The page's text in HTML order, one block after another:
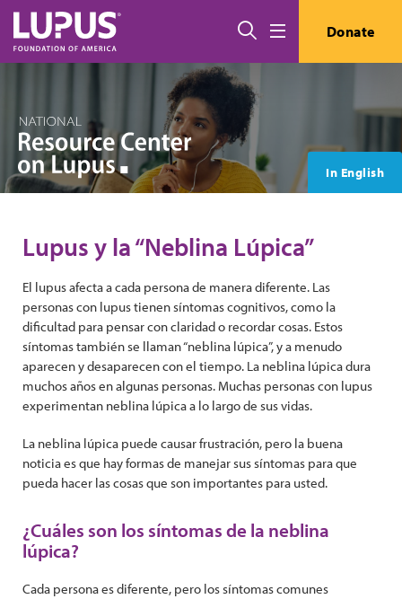
Pasar al contenido principal
Buscar Donate
In English
Lupus y la “Neblina Lúpica”
El lupus afecta a cada persona de manera diferente. Las
personas con lupus tienen síntomas cognitivos, como la
dificultad para pensar con claridad o recordar cosas. Estos
síntomas también se llaman “neblina lúpica”, y a menudo
aparecen y desaparecen con el tiempo. La neblina lúpica dura
muchos años en algunas personas. Muchas personas con lupus
experimentan neblina lúpica a lo largo de sus vidas.
La neblina lúpica puede causar frustración, pero la buena
noticia es que hay formas de manejar sus síntomas para que
pueda hacer las cosas que son importantes para usted.
¿Cuáles son los síntomas de la neblina
lúpica?
Cada persona es diferente, pero los síntomas comunes